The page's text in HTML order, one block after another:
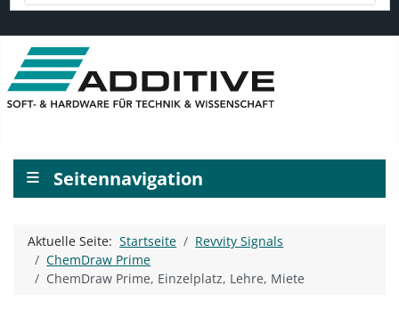
Seitennavigation
≡
Aktuelle Seite:Startseite
Revvity Signals
ChemDraw Prime
ChemDraw Prime, Einzelplatz, Lehre, Miete